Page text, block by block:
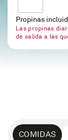
Propinas
Las propinas
de salida a las
COMIDAS